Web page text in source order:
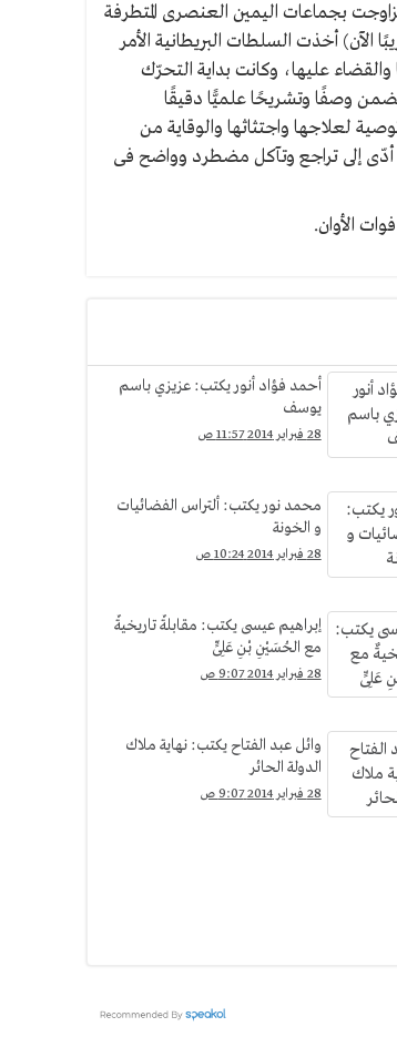
بجماعات اليمين العنصرى المتطرفة
الآن) أخذت السلطات البريطانية الأمر
عليها، وكانت بداية التحرّك
وصفًا وتشريحًا علميًّا دقيقًا
وأسبابها والعوامل التى تغذّيها، كما انتهى التقرير إلى اقتراح 17 توصية لعلاجها واجتثاثها والوقاية من
أدّى إلى تراجع وتآكل مضطرد وواضح فى
الأوان.
أحمد فؤاد أنور يكتب: عزيزي باسم
يوسف
28 فبراير 2014 11:57 ص
محمد نور يكتب: ألتراس الفضائيات
و الخونة
28 فبراير 2014 10:24 ص
إبراهيم عيسى يكتب: مقابلةٌ تاريخيةٌ
مع الحُسَيْنِ بْنِ عَلِىٍّ
28 فبراير 2014 9:07 ص
وائل عبد الفتاح يكتب: نهاية ملاك
الدولة الحائر
28 فبراير 2014 9:07 ص